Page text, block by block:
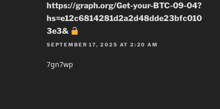
https://graph.org/Get-your-BTC-09-04?
hs=e12c6814281d2a2d48dde23bfc010
3e3&
SEPTEMBER 17, 2025 AT 2:20 AM
7gn7wp